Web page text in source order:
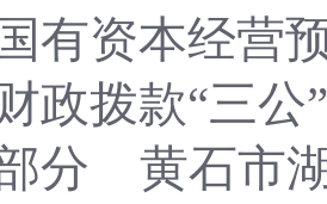
有资本经营
政拨款“三公
分 黄石市